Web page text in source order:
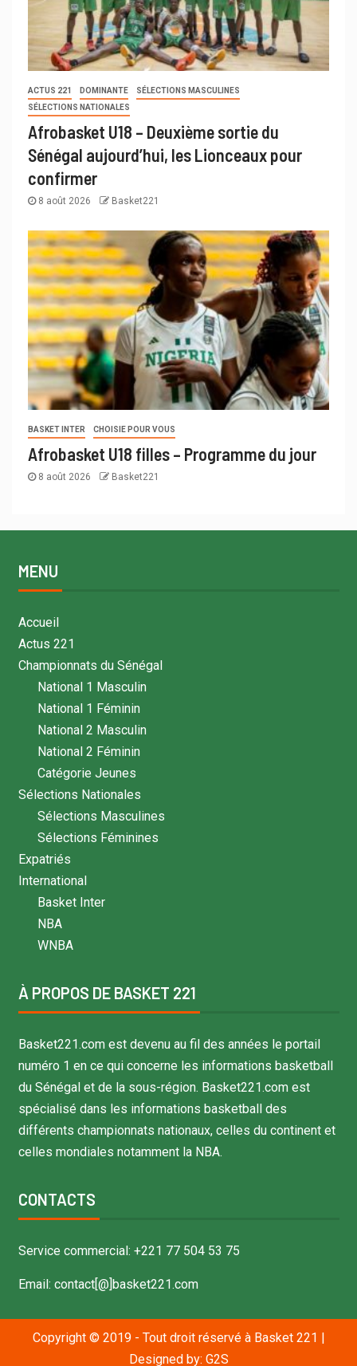
ACTUS 221 DOMINANTE
SÉLECTIONS MASCULINES
SÉLECTIONS NATIONALES
Afrobasket U18 – Deuxième sortie du
Sénégal aujourd’hui, les Lionceaux pour
confirmer
8 août 2026 Basket221
BASKET INTER CHOISIE POUR VOUS
Afrobasket U18 filles – Programme du jour
8 août 2026 Basket221
MENU
Accueil
Actus 221
Championnats du Sénégal
National 1 Masculin
National 1 Féminin
National 2 Masculin
National 2 Féminin
Catégorie Jeunes
Sélections Nationales
Sélections Masculines
Sélections Féminines
Expatriés
International
Basket Inter
NBA
WNBA
À PROPOS DE BASKET 221
Basket221.com est devenu au fil des années le portail
numéro 1 en ce qui concerne les informations basketball
du Sénégal et de la sous-région. Basket221.com est
spécialisé dans les informations basketball des
différents championnats nationaux, celles du continent et
celles mondiales notamment la NBA.
CONTACTS
Service commercial: +221 77 504 53 75
Email: contact[@]basket221.com
Copyright © 2019 - Tout droit réservé à Basket 221 |
Designed by: G2S